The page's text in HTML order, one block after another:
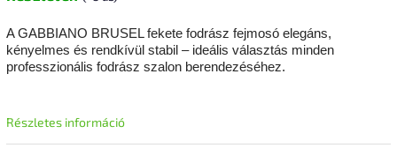
A GABBIANO BRUSEL fekete fodrász fejmosó elegáns,
kényelmes és rendkívül stabil – ideális választás minden
professzionális fodrász szalon berendezéséhez.
Részletes információ